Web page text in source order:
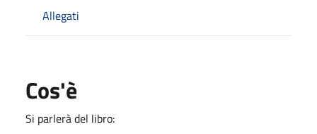
Allegati
Cos'è
Si parlerà del libro: